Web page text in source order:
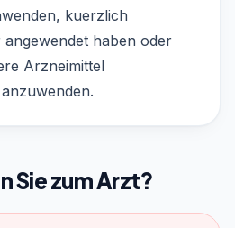
kuerzlich
haben oder
Arzneimittel
Sie zum Arzt?